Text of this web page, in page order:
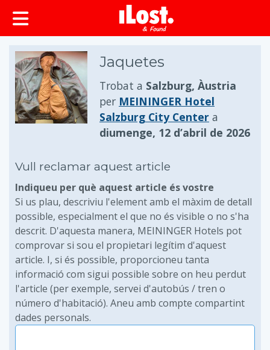
principal
Jaquetes
Trobat a Salzburg, Àustria
per MEININGER Hotel
Salzburg City Center a
diumenge, 12 d’abril de 2026
Vull reclamar aquest article
Indiqueu per què aquest article és vostre
Si us plau, descriviu l'element amb el màxim de detall
possible, especialment el que no és visible o no s'ha
descrit. D'aquesta manera, MEININGER Hotels pot
comprovar si sou el propietari legítim d'aquest
article. I, si és possible, proporcioneu tanta
informació com sigui possible sobre on heu perdut
l'article (per exemple, servei d'autobús / tren o
número d'habitació). Aneu amb compte compartint
dades personals.